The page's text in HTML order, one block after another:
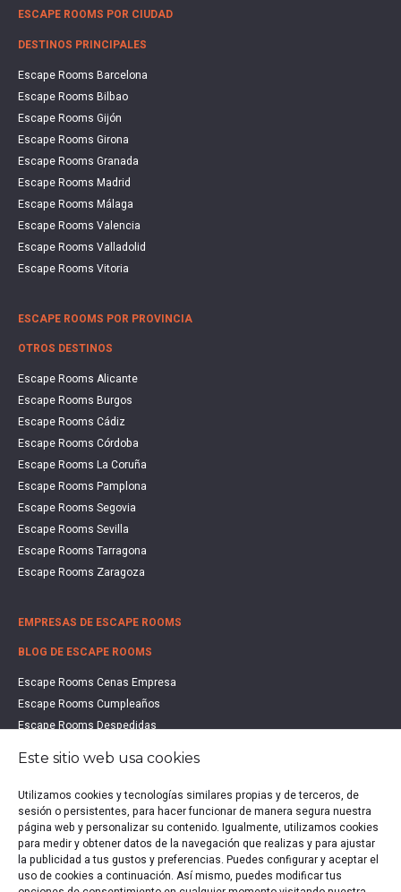
ESCAPE ROOMS POR CIUDAD
DESTINOS PRINCIPALES
Escape Rooms Barcelona
Escape Rooms Bilbao
Escape Rooms Gijón
Escape Rooms Girona
Escape Rooms Granada
Escape Rooms Madrid
Escape Rooms Málaga
Escape Rooms Valencia
Escape Rooms Valladolid
Escape Rooms Vitoria
ESCAPE ROOMS POR PROVINCIA
OTROS DESTINOS
Escape Rooms Alicante
Escape Rooms Burgos
Escape Rooms Cádiz
Escape Rooms Córdoba
Escape Rooms La Coruña
Escape Rooms Pamplona
Escape Rooms Segovia
Escape Rooms Sevilla
Escape Rooms Tarragona
Escape Rooms Zaragoza
EMPRESAS DE ESCAPE ROOMS
BLOG DE ESCAPE ROOMS
Escape Rooms Cenas Empresa
Escape Rooms Cumpleaños
Escape Rooms Despedidas
Escape Rooms Familias
Escape Rooms Halloween
Escape Rooms San Valentín
Estudio de Mercado Escape Rooms 2021
Qué es un Escape Room
Qué es un Hall Escape
Este sitio web usa cookies
Utilizamos cookies y tecnologías similares propias y de terceros, de
sesión o persistentes, para hacer funcionar de manera segura nuestra
página web y personalizar su contenido. Igualmente, utilizamos cookies
para medir y obtener datos de la navegación que realizas y para ajustar
la publicidad a tus gustos y preferencias. Puedes configurar y aceptar el
uso de cookies a continuación. Así mismo, puedes modificar tus